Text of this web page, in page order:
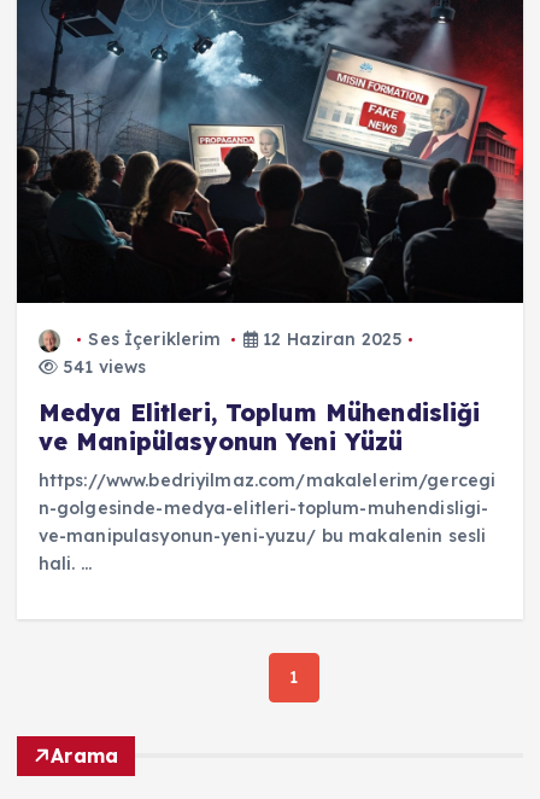
Ses İçeriklerim
12 Haziran 2025
541 views
Medya Elitleri, Toplum Mühendisliği
ve Manipülasyonun Yeni Yüzü
https://www.bedriyilmaz.com/makalelerim/gercegi
n-golgesinde-medya-elitleri-toplum-muhendisligi-
ve-manipulasyonun-yeni-yuzu/ bu makalenin sesli
hali. ...
1
Arama